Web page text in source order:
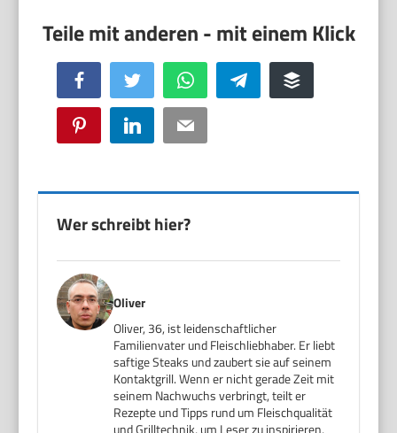
Facebook Twitter WhatsApp Telegram Buffer
Pinterest LinkedIn Email
Wer schreibt hier?
Oliver
Oliver, 36, ist leidenschaftlicher
Familienvater und Fleischliebhaber. Er liebt
saftige Steaks und zaubert sie auf seinem
Kontaktgrill. Wenn er nicht gerade Zeit mit
seinem Nachwuchs verbringt, teilt er
Rezepte und Tipps rund um Fleischqualität
und Grilltechnik, um Leser zu inspirieren,